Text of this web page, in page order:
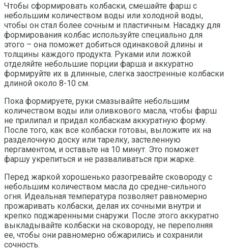
Чтобы сформировать колбаски, смешайте фарш с
небольшим количеством воды или холодной воды,
чтобы он стал более сочным и пластичным. Насадку для
формирования колбас используйте специально для
этого – она поможет добиться одинаковой длины и
толщины каждого продукта. Руками или ложкой
отделяйте небольшие порции фарша и аккуратно
формируйте их в длинные, слегка заостренные колбаски
длиной около 8-10 см.
Пока формируете, руки смазывайте небольшим
количеством воды или оливкового масла, чтобы фарш
не прилипал и придал колбаскам аккуратную форму.
После того, как все колбаски готовы, выложите их на
разделочную доску или тарелку, застеленную
пергаментом, и оставьте на 10 минут. Это поможет
фаршу укрепиться и не разваливаться при жарке.
Перед жаркой хорошенько разогревайте сковороду с
небольшим количеством масла до средне-сильного
огня. Идеальная температура позволяет равномерно
прожаривать колбаски, делая их сочными внутри и
крепко поджаренными снаружи. После этого аккуратно
выкладывайте колбаски на сковороду, не переполняя
ее, чтобы они равномерно обжарились и сохранили
сочность.